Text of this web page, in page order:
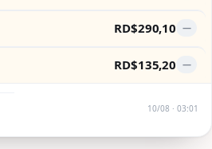
RD$290,10 —
RD$135,20 —
10/08 · 03:01